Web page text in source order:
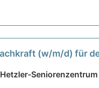
(w/m/d) für